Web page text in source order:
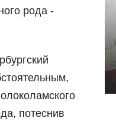
рода -
потеснив